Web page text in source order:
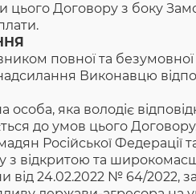
цього Договору з боку
повноı̈ та
Виконавцю
особа, яка володіє
до умов цього
Російської Федерації
з відкритою та
від 24.02.2022 № 64/2022,